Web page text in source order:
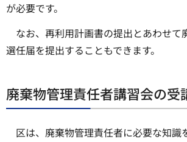
が必要です。
なお、再利用計画書の提出とあわせて
選任届を提出することもできます。
廃棄物管理責任者講習会の受
区は、廃棄物管理責任者に必要な知識